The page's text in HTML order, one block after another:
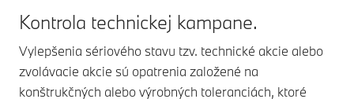
Kontrola technickej kampane.
Vylepšenia sériového stavu tzv. technické akcie alebo
zvolávacie akcie sú opatrenia založené na
konštrukčných alebo výrobných toleranciách, ktoré